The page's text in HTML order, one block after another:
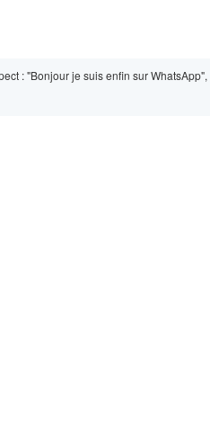
: "Bonjour je suis enfin sur